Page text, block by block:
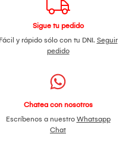
Sigue tu pedido
Fácil y rápido sólo con tu DNI. Seguir
pedido
Chatea con nosotros
Escríbenos a nuestro Whatsapp
Chat